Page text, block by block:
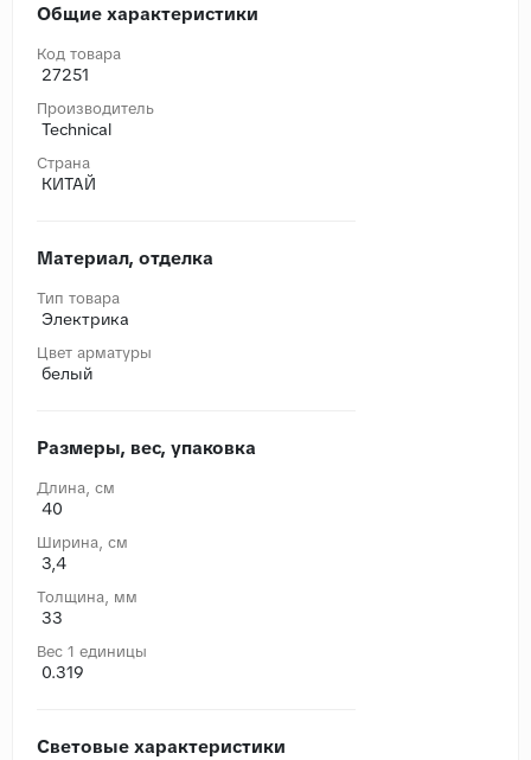
Общие характеристики
Код товара
27251
Производитель
Technical
Страна
КИТАЙ
Материал, отделка
Тип товара
Электрика
Цвет арматуры
белый
Размеры, вес, упаковка
Длина, cм
40
Ширина, cм
3,4
Толщина, мм
33
Вес 1 единицы
0.319
Световые характеристики